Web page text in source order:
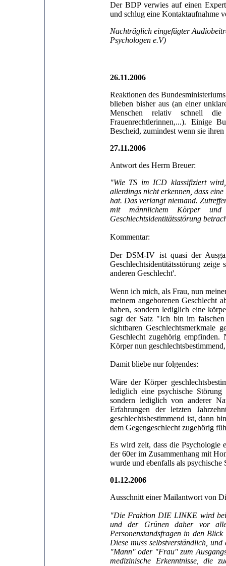
Der BDP verwies auf einen
und schlug eine Kontaktaufnahme
Nachträglich eingefügter
Psychologen e.V)
26.11.2006
Reaktionen des
blieben bisher aus (an einer
Menschen relativ schnell die
Frauenrechtlerinnen,...). Einige
Bescheid, zumindest wenn sie
27.11.2006
Antwort des Herrn Breuer:
"Wie TS im ICD klassifiziert
allerdings nicht erkennen, dass
hat. Das verlangt niemand.
mit männlichem Körper
Geschlechtsidentitätsstörung
Kommentar:
Der DSM-IV ist quasi der
Geschlechtsidentitätsstörung
anderen Geschlecht'.
Wenn ich mich, als Frau, nun
meinem angeborenen Geschlecht
haben, sondern lediglich eine
sagt der Satz "Ich bin im
sichtbaren Geschlechtsmerkmale
Geschlecht zugehörig
Körper nun
Damit bliebe nur folgendes:
Wäre der Körper
lediglich eine psychische
sondern lediglich von anderer
Erfahrungen der letzten
geschlechtsbestimmend ist, dann
dem Gegengeschlecht zugehörig
Es wird zeit, dass die Psychologie
der 60er im Zusammenhang mit
wurde und ebenfalls als
01.12.2006
Ausschnitt einer Mailantwort von
"Die Fraktion DIE LINKE wird bei
und der Grünen daher vor
Personenstandsfragen in den
Diese muss selbstverständlich,
"Mann" oder "Frau" zum
medizinische Erkenntnisse, die